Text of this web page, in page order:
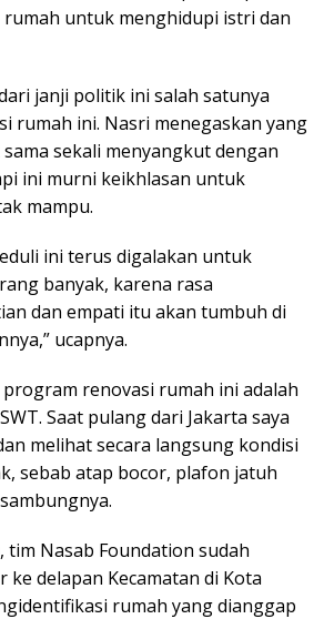
rumah untuk menghidupi istri dan
janji politik ini salah satunya
rumah ini. Nasri menegaskan yang
sekali menyangkut dengan
ini murni keikhlasan untuk
mampu.
ini terus digalakan untuk
banyak, karena rasa
dan empati itu akan tumbuh di
ucapnya.
program renovasi rumah ini adalah
Saat pulang dari Jakarta saya
melihat secara langsung kondisi
sebab atap bocor, plafon jatuh
tim Nasab Foundation sudah
ke delapan Kecamatan di Kota
rumah yang dianggap